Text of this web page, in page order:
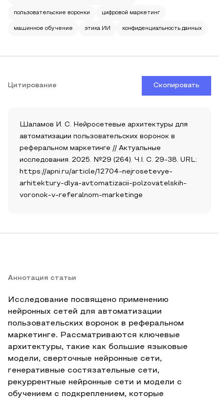
пользовательские воронки цифровой маркетинг
машинное обучение этика ИИ конфиденциальность данных
Цитирование Скопировать
Шаламов И. С. Нейросетевые архитектуры для
автоматизации пользовательских воронок в
реферальном маркетинге // Актуальные
исследования. 2025. №29 (264). Ч.I. С. 29-38. URL:
https://apni.ru/article/12704-nejrosetevye-
arhitektury-dlya-avtomatizacii-polzovatelskih-
voronok-v-referalnom-marketinge
Аннотация статьи
Исследование посвящено применению
нейронных сетей для автоматизации
пользовательских воронок в реферальном
маркетинге. Рассматриваются ключевые
архитектуры, такие как большие языковые
модели, сверточные нейронные сети,
генеративные состязательные сети,
рекуррентные нейронные сети и модели с
обучением с подкреплением, которые